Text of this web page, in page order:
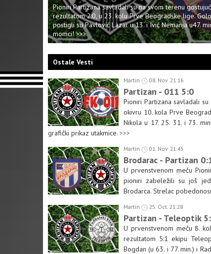
Pioniri Partizana savladali su na svom terenu
rezultatom 2:0, u 23. kolu Prve Beogradske lige.
postigli su Pavlović Lazar u 13. i Ivić Nemanja u47.
momci! >>>
Ostale Vesti
Martin 08. Nov. 21:16
Partizan - 011 5:0
Pioniri Partizana savladali
okivru 10. kola Prve
Nikola u 17. 25. 31. i 73.
grafički prikaz utakmice. >>>
Martin 01. Nov. 21:45
Brodarac - Partizan
U prvenstvenom meču
pioniri zabeležili su još
Brodarca. Strelac
Martin 25. Oct. 21:28
Partizan - Teleoptik
U prvenstvenom meču 8.
rezultatom 5:1 ekipu
Bogdan (u 63. i 77. min.) i